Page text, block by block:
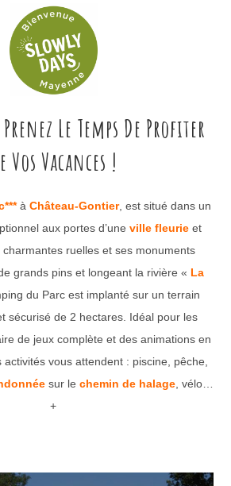
Prenez Le Temps De Profiter
Vos Vacances !
à Château-Gontier, est situé dans un
aux portes d’une ville fleurieet
ruelles et ses monuments
grands pins et longeant la rivière « La
du Parc est implanté sur un terrain
sécurisé de 2 hectares. Idéal pour les
de jeux complète et des animations en
vous attendent : piscine, pêche,
sur le chemin de halage, vélo…
+